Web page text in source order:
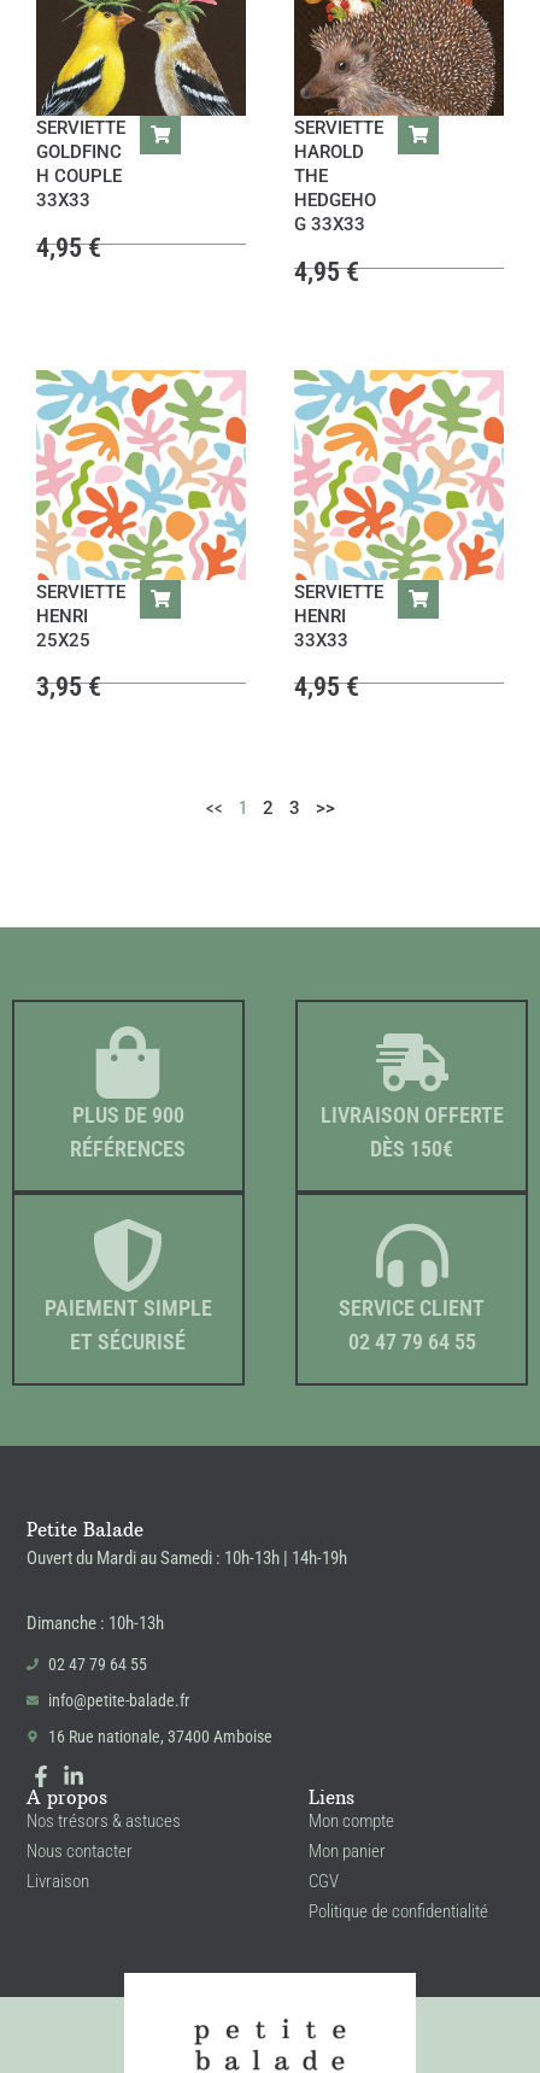
SERVIETTE
GOLDFINC
H COUPLE
33X33
4,95€
SERVIETTE
HAROLD
THE
HEDGEHO
G 33X33
4,95€
SERVIETTE
HENRI
25X25
3,95€
SERVIETTE
HENRI
33X33
4,95€
<< 1 2 3 >>
PLUS DE 900
RÉFÉRENCES
LIVRAISON OFFERTE
DÈS 150€
PAIEMENT SIMPLE
ET SÉCURISÉ
SERVICE CLIENT
02 47 79 64 55
Petite Balade
Ouvert du Mardi au Samedi : 10h-13h | 14h-19h
Dimanche : 10h-13h
02 47 79 64 55
info@petite-balade.fr
16 Rue nationale, 37400 Amboise
A propos
Nos trésors & astuces
Nous contacter
Livraison
Liens
Mon compte
Mon panier
CGV
Politique de confidentialité